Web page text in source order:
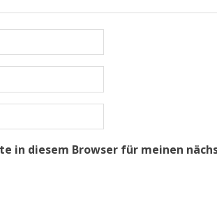
in diesem Browser für meinen